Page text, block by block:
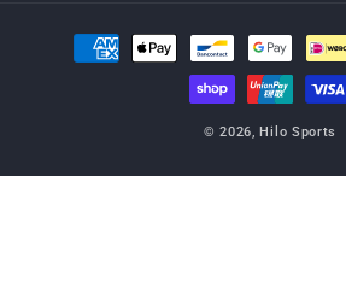
Moyens
© 2026, Hilo Sports